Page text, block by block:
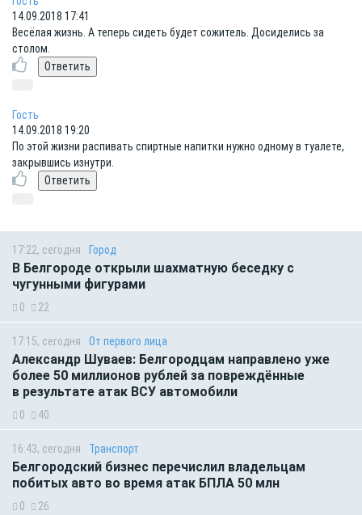
14.09.2018 17:41
Весёлая жизнь. А теперь сидеть будет сожитель. Досиделись за
столом.
Гость
14.09.2018 19:20
По этой жизни распивать спиртные напитки нужно одному в туалете,
закрывшись изнутри.
17:22, сегодня Город
В Белгороде открыли шахматную беседку с
чугунными фигурами
0 22
17:15, сегодня От первого лица
Александр Шуваев: Белгородцам направлено уже
более 50 миллионов рублей за повреждённые
в результате атак ВСУ автомобили
0 40
16:43, сегодня Транспорт
Белгородский бизнес перечислил владельцам
побитых авто во время атак БПЛА 50 млн
0 26